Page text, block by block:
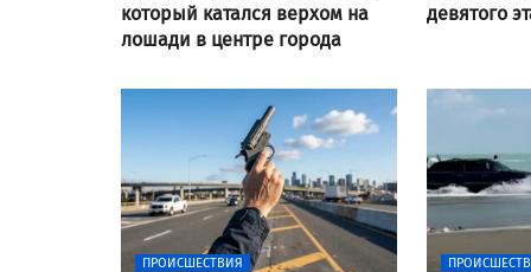
который катался верхом на
лошади в центре города
девятого
ПРОИСШЕСТВИЯ